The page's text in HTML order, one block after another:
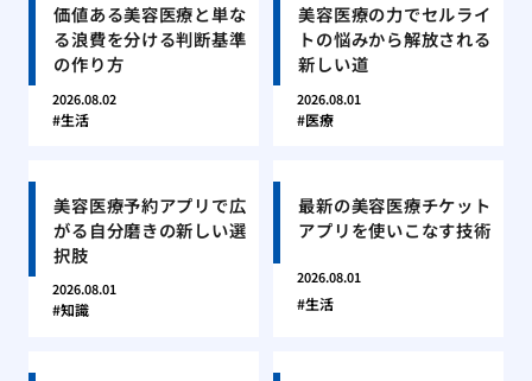
価値ある美容医療と単な
る浪費を分ける判断基準
の作り方
2026.08.02
生活
美容医療の力でセルライ
トの悩みから解放される
新しい道
2026.08.01
医療
美容医療予約アプリで広
がる自分磨きの新しい選
択肢
2026.08.01
知識
最新の美容医療チケット
アプリを使いこなす技術
2026.08.01
生活